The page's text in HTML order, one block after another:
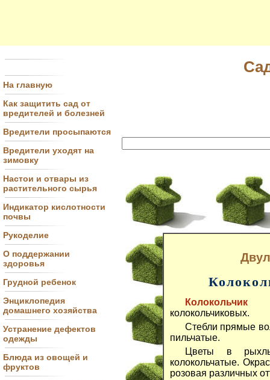
На главную
Как защитить сад от
вредителей и болезней
Вредители просыпаются
Вредители уходят на
зимовку
Настои и отвары из
растительного сырья
Индикатор кислотности
почвы
Рукоделие
О поддержании
здоровья
Грудной ребенок
Энциклопедия
домашнего хозяйства
Устранение дефектов
одежды
Блюда из овощей и
фруктов
Колокольчик
колокольчиковых.
Стебли прямые
пильчатые.
Цветы в
колокольчатые.
розовая различных